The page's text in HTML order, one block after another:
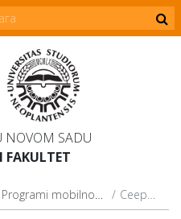
NOVOM SADU
FAKULTET
Programi mobilnosti Ceepus